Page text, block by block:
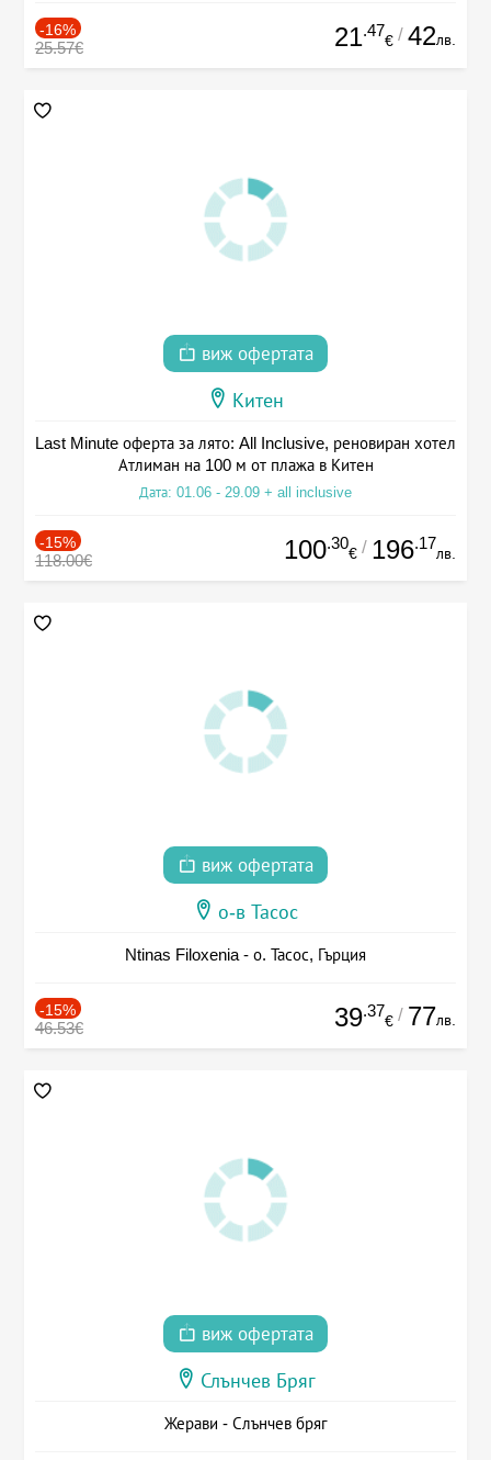
-16%
25.57€ 21.47
€ / 42лв.
виж офертата
Китен
Last Minute оферта за лято: All Inclusive, реновиран хотел
Атлиман на 100 м от плажа в Китен
Дата: 01.06 - 29.09 + all inclusive
-15%
118.00€ 100.30
€ / 196.17
лв.
виж офертата
о-в Тасос
Ntinas Filoxenia - о. Тасос, Гърция
-15%
46.53€ 39.37
€ / 77лв.
виж офертата
Слънчев Бряг
Жерави - Слънчев бряг